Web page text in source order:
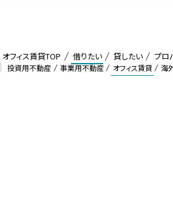
投資用不動産 事業用不動産 オフィス賃貸 海
オフィス賃貸TOP 借りたい 貸したい プロ